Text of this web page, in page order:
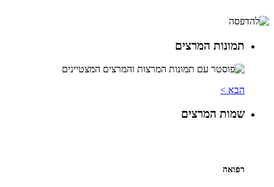
תמונות המרצים
הבא >
שמות המרצים
רפואה